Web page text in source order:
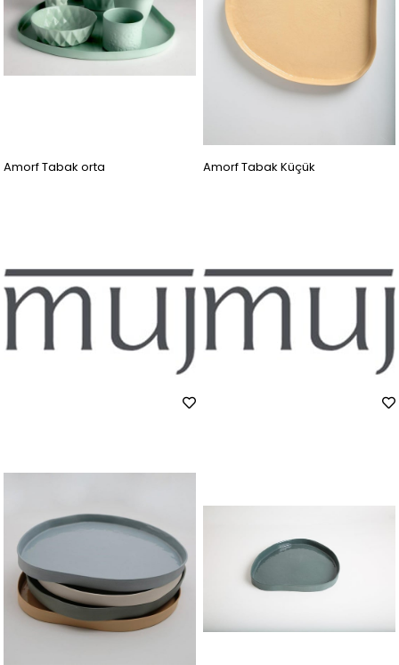
Amorf Tabak orta Amorf Tabak Küçük